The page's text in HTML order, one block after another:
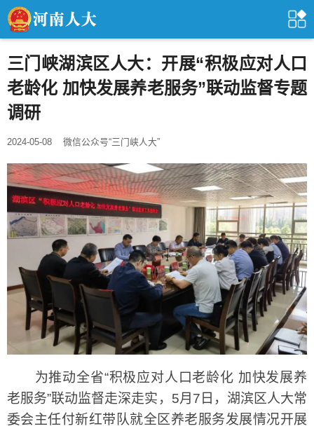
三门峡湖滨区人大：开展“积极应对人口
老龄化 加快发展养老服务”联动监督专题
调研
2024-05-08 微信公众号“三门峡人大”
为推动全省“积极应对人口老龄化 加快发展养
老服务”联动监督走深走实，5月7日，湖滨区人大常
委会主任付新红带队就全区养老服务发展情况开展